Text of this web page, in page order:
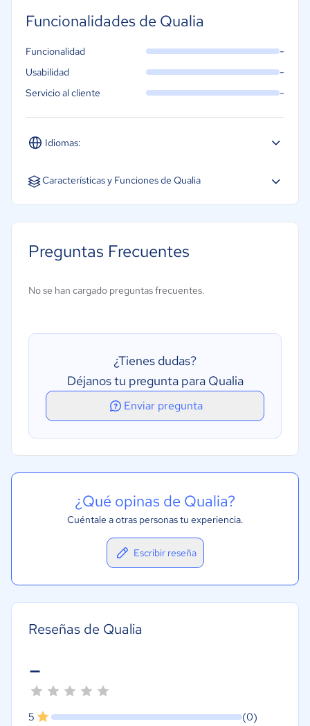
Funcionalidades de Qualia
Idiomas:
Español Inglés
Funcionalidad -
Usabilidad -
Servicio al cliente -
Características y Funciones de Qualia
Gestión de documentos
Registro de auditoría
Preguntas Frecuentes
No se han cargado preguntas frecuentes.
¿Tienes dudas?
Déjanos tu pregunta para Qualia
Enviar pregunta
¿Qué opinas de Qualia?
Cuéntale a otras personas tu experiencia.
Escribir reseña
Reseñas de Qualia
-
5
(0)